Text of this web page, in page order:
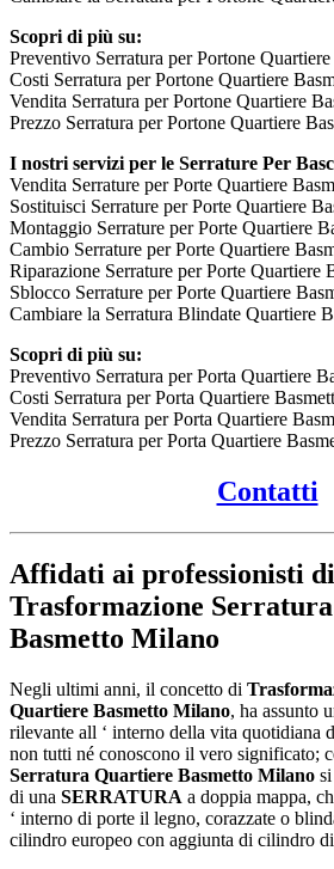
Scopri di più su:
Preventivo Serratura per Portone
Costi Serratura per Portone Quartiere
Vendita Serratura per Portone Quartiere
Prezzo Serratura per Portone Quartiere
I nostri servizi per le Serrature Per
Vendita Serrature per Porte Quartiere
Sostituisci Serrature per Porte Quartiere
Montaggio Serrature per Porte Quartiere
Cambio Serrature per Porte Quartiere
Riparazione Serrature per Porte Quartiere
Sblocco Serrature per Porte Quartiere
Cambiare la Serratura Blindate Quartiere
Scopri di più su:
Preventivo Serratura per Porta Quartiere
Costi Serratura per Porta Quartiere
Vendita Serratura per Porta Quartiere
Prezzo Serratura per Porta Quartiere
Contatti
Affidati ai professionisti di
Trasformazione
Basmetto Milano
Negli ultimi anni, il concetto di
Quartiere Basmetto Milano, ha assunto
rilevante all ‘ interno della vita quotidiana
non tutti né conoscono il vero significato;
Serratura Quartiere Basmetto Milano
di una SERRATURA a doppia mappa,
‘ interno di porte il legno, corazzate o
cilindro europeo con aggiunta di cilindro di